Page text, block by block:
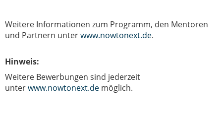
Weitere Informationen zum Programm, den Mentoren
und Partnern unterwww.nowtonext.de.
Hinweis:
Weitere Bewerbungen sind jederzeit
unterwww.nowtonext.de möglich.